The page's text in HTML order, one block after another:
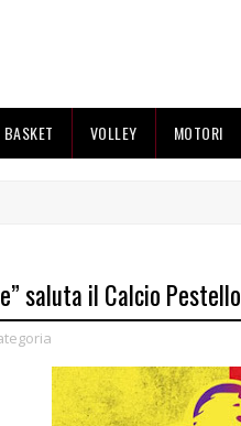
BASKET VOLLEY MOTORI
saluta il Calcio Pestello